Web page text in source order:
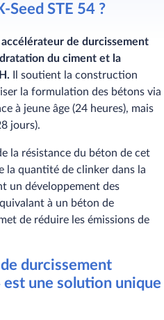
Seed STE 54 ?
accélérateur de durcissement
du ciment et la
Il soutient la construction
la formulation des bétons via
à jeune âge​ (24 heures), mais
jours).
la résistance du béton de cet
la quantité de clinker dans la
un développement des
à un béton de
de réduire les émissions de
durcissement
est une solution unique​